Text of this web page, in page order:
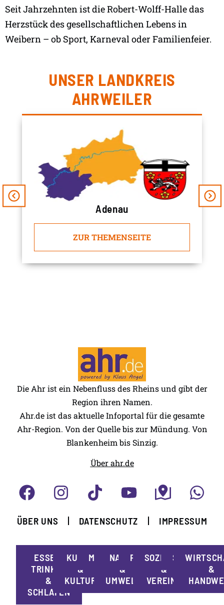
Seit Jahrzehnten ist die Robert-Wolff-Halle das
Herzstück des gesellschaftlichen Lebens in
Weibern – ob Sport, Karneval oder Familienfeier.
UNSER LANDKREIS
AHRWEILER
Adenau
ZUR THEMENSEITE
Die Ahr ist ein Nebenfluss des Rheins und gibt der
Region ihren Namen.
Ahr.de ist das aktuelle Infoportal für die gesamte
Ahr-Region. Von der Quelle bis zur Mündung. Von
Blankenheim bis Sinzig.
Über ahr.de
ÜBER UNS DATENSCHUTZ IMPRESSUM
ESSEN,
TRINKEN
&
SCHLAFEN
KUNST
&
KULTUR
MOBILITÄT
NATUR
&
UMWELT
POLITIK
SOZIALES
&
VEREINE
SPORT
&